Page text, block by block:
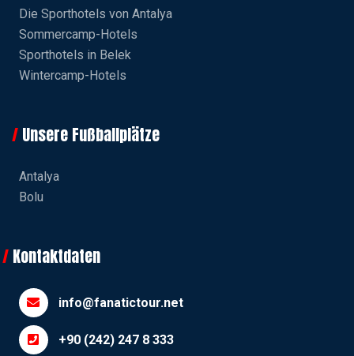
Die Sporthotels von Antalya
Sommercamp-Hotels
Sporthotels in Belek
Wintercamp-Hotels
Unsere Fußballplätze
Antalya
Bolu
Kontaktdaten
info@fanatictour.net
+90 (242) 247 8 333